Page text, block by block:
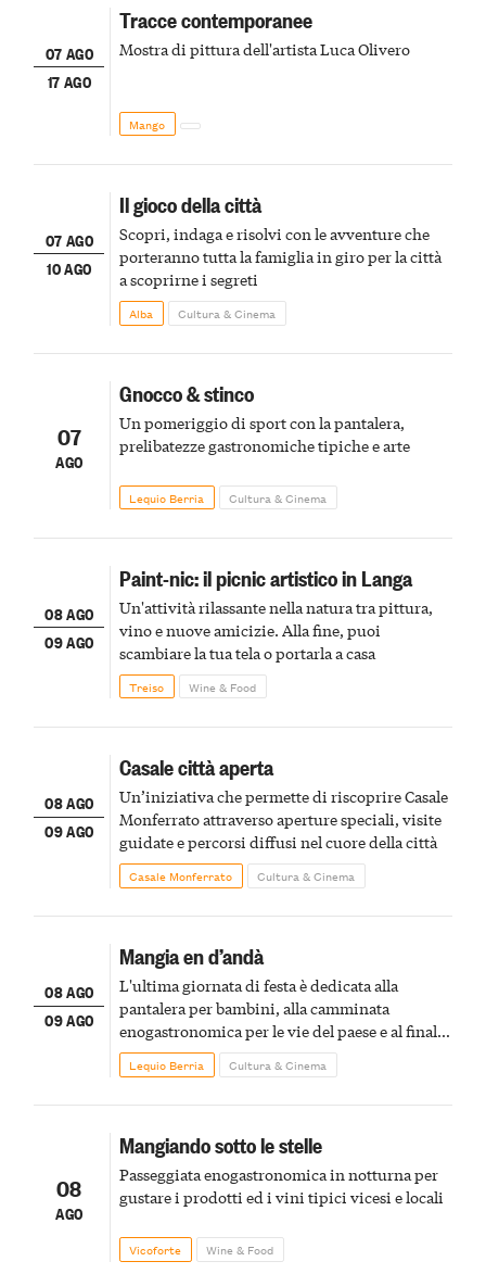
07 AGO
17 AGO
Tracce contemporanee
Mostra di pittura dell'artista Luca Olivero
Mango
07 AGO
10 AGO
Il gioco della città
Scopri, indaga e risolvi con le avventure che
porteranno tutta la famiglia in giro per la città
a scoprirne i segreti
Alba Cultura & Cinema
07
AGO
Gnocco & stinco
Un pomeriggio di sport con la pantalera,
prelibatezze gastronomiche tipiche e arte
Lequio Berria Cultura & Cinema
08 AGO
09 AGO
Paint-nic: il picnic artistico in Langa
Un'attività rilassante nella natura tra pittura,
vino e nuove amicizie. Alla fine, puoi
scambiare la tua tela o portarla a casa
Treiso Wine & Food
08 AGO
09 AGO
Casale città aperta
Un’iniziativa che permette di riscoprire Casale
Monferrato attraverso aperture speciali, visite
guidate e percorsi diffusi nel cuore della città
Casale Monferrato Cultura & Cinema
08 AGO
09 AGO
Mangia en d’andà
L'ultima giornata di festa è dedicata alla
pantalera per bambini, alla camminata
enogastronomica per le vie del paese e al finale
pirotecnico
Lequio Berria Cultura & Cinema
08
AGO
Mangiando sotto le stelle
Passeggiata enogastronomica in notturna per
gustare i prodotti ed i vini tipici vicesi e locali
Vicoforte Wine & Food